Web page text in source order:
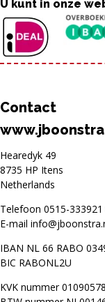
U kunt in onze
Contact
Hearedyk 49
8735 HP Itens
Netherlands
Telefoon 0515-333921
E-mail
IBAN NL 66 RABO
BIC RABONL2U
KVK nummer